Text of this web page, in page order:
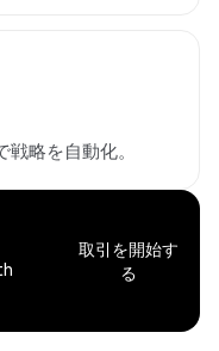
略を自動化。
取引を開始す
る